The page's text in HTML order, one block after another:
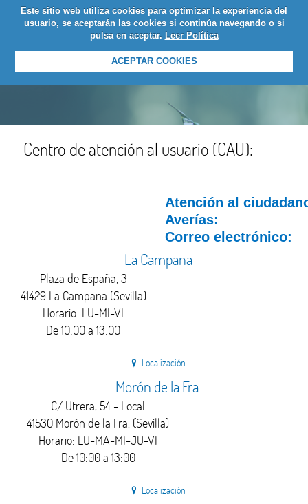
Este sitio web utiliza cookies para optimizar la experiencia del
usuario, se aceptarán las cookies si continúa navegando o si
pulsa en aceptar. Leer Política
ACEPTAR COOKIES
LOGIN
Centro de atención al usuario (CAU):
Atención al
Averías:
Correo electrónico:
La Campana
Plaza de España, 3
41429 La Campana (Sevilla)
Horario: LU-MI-VI
De 10:00 a 13:00
Localización
Morón de la Fra.
C/ Utrera, 54 - Local
41530 Morón de la Fra. (Sevilla)
Horario: LU-MA-MI-JU-VI
De 10:00 a 13:00
Localización